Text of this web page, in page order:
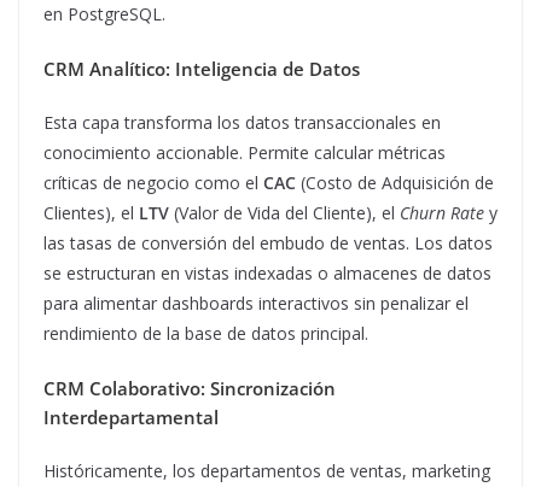
en PostgreSQL.
CRM Analítico: Inteligencia de Datos
Esta capa transforma los datos transaccionales en
conocimiento accionable. Permite calcular métricas
críticas de negocio como el CAC (Costo de Adquisición de
Clientes), el LTV (Valor de Vida del Cliente), el Churn Rate y
las tasas de conversión del embudo de ventas. Los datos
se estructuran en vistas indexadas o almacenes de datos
para alimentar dashboards interactivos sin penalizar el
rendimiento de la base de datos principal.
CRM Colaborativo: Sincronización
Interdepartamental
Históricamente, los departamentos de ventas, marketing